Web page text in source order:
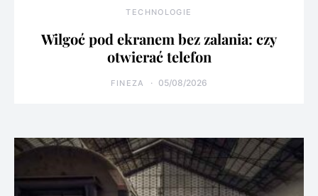
TECHNOLOGIE
Wilgoć pod ekranem bez zalania: czy
otwierać telefon
FINEZA 05/08/2026